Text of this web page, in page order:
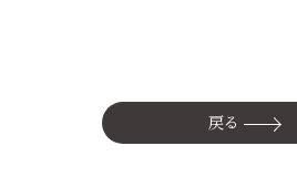
リニューアル中
戻る